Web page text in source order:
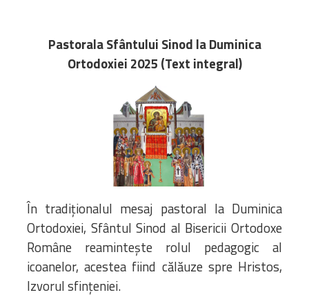
Cimitire
Parohii
RESURSE
Apostolia Italia
Comunicate de presă
Statutele și legile
Scrisori pastorale
Bibliotecă
Resurse multimedia
Opinii ortodoxe
Din viața „familiei”
diecezei
Pastorala Sfântului Sinod la Duminica
Ortodoxiei 2025 (Text integral)
În tradiționalul mesaj pastoral la Duminica
Ortodoxiei, Sfântul Sinod al Bisericii Ortodoxe
Române reamintește rolul pedagogic al
icoanelor, acestea fiind călăuze spre Hristos,
Izvorul sfințeniei.